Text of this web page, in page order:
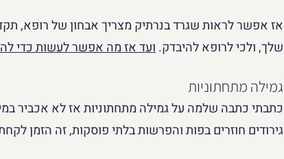
אז אפשר לראות שגרד בנרתיק מצריך אבחון של רופא,
שלך, ולכי לרופא להיבדק. ועד אז מה אפשר לעשות כדי
גמילה מתחתוניות
כתבתי כתבה שלמה על גמילה מתחתוניות אז לא אכביר
גירודים חוזרים בפות והפרשות בלתי פוסקות, זה הזמן